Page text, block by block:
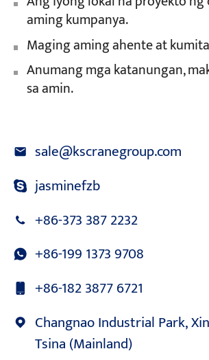
aming kumpanya.
Maging aming ahente at
Anumang mga katanungan,
sa amin.
sale@kscranegroup.com
jasminefzb
+86-373 387 2232
+86-199 1373 9708
+86-182 3877 6721
Changnao Industrial Park,
Tsina (Mainland)